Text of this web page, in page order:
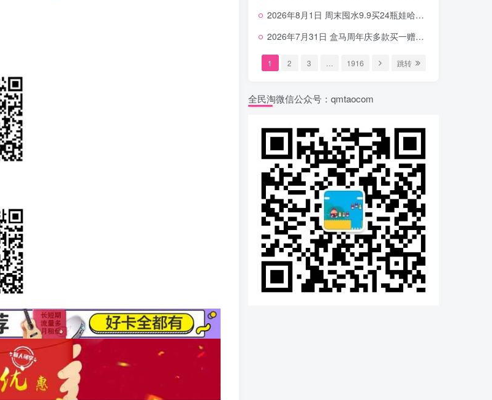
2026年8月1日 周末囤水9.9买24瓶娃哈哈，建行100元京东券，移动5元话费，麦当劳甜筒，交行立减金等
2026年7月31日 盒马周年庆多款买一赠一，饿了么拆红包，建行30立减金，农行领10元刷卡金等
1 2 3 1916 跳转
全民淘微信公众号：qmtaocom